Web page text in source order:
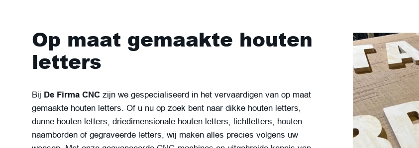
Op maat gemaakte houten
letters
Bij De Firma CNC zijn we gespecialiseerd in het vervaardigen van op maat
gemaakte houten letters. Of u nu op zoek bent naar dikke houten letters,
dunne houten letters, driedimensionale houten letters, lichtletters, houten
naamborden of gegraveerde letters, wij maken alles precies volgens uw